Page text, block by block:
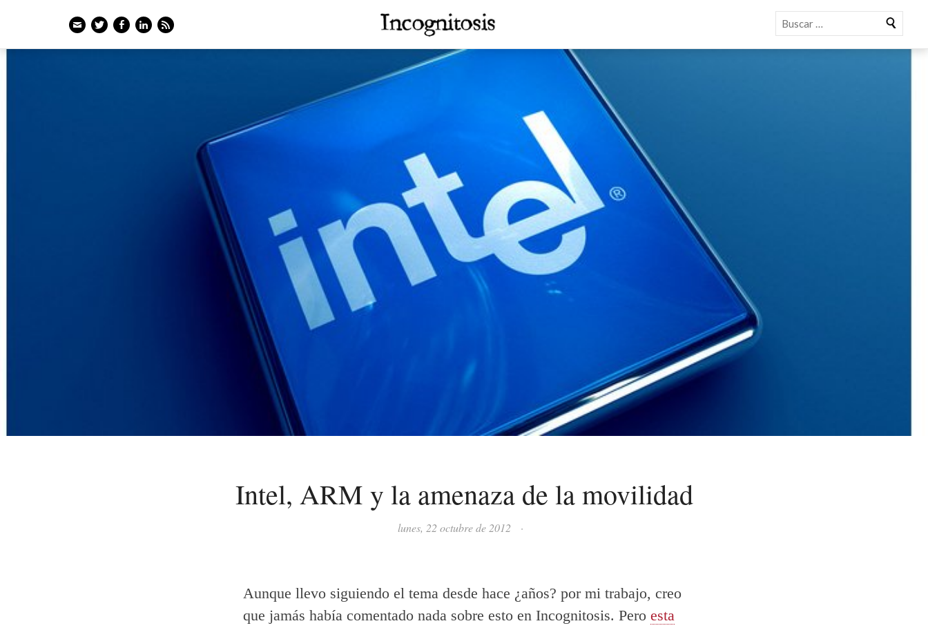
EmailTwitterFacebook
LinkedIn
Feed Buscar
Intel, ARM y la amenaza de la movilidad
lunes, 22 octubre de 2012 ·
Aunque llevo siguiendo el tema desde hace ¿años? por mi trabajo, creo
que jamás había comentado nada sobre esto en Incognitosis. Pero esta